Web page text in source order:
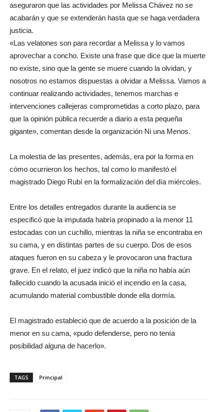
aseguraron que las actividades por Melissa Chávez no se
acabarán y que se extenderán hasta que se haga verdadera
justicia.
«Las velatones son para recordar a Melissa y lo vamos
aprovechar a concho. Existe una frase que dice que la muerte
no existe, sino que la gente se muere cuando la olvidan, y
nosotros no estamos dispuestas a olvidar a Melissa. Vamos a
continuar realizando actividades, tenemos marchas e
intervenciones callejeras comprometidas a corto plazo, para
que la opinión pública recuerde a diario a esta pequeña
gigante», comentan desde la organización Ni una Menos.
La molestia de las presentes, además, era por la forma en
cómo ocurrieron los hechos, tal como lo manifestó el
magistrado Diego Rubí en la formalización del día miércoles.
Entre los detalles entregados durante la audiencia se
especificó que la imputada habría propinado a la menor 11
estocadas con un cuchillo, mientras la niña se encontraba en
su cama, y en distintas partes de su cuerpo. Dos de esos
ataques fueron en su cabeza y le provocaron una fractura
grave. En el relato, el juez indicó que la niña no había aún
fallecido cuando la acusada inició el incendio en la casa,
acumulando material combustible donde ella dormía.
El magistrado estableció que de acuerdo a la posición de la
menor en su cama, «pudo defenderse, pero no tenía
posibilidad alguna de hacerlo».
TAGS Principal